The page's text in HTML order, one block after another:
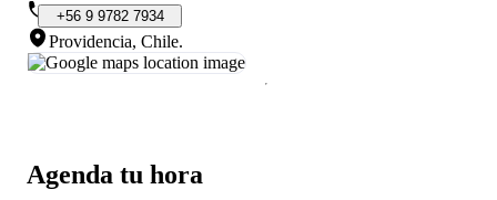
Agenda tu hora
+56 9 9782 7934
Providencia, Chile.